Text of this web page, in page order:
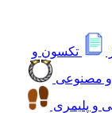
تکسون و
و مصنوعی
و پلیمری